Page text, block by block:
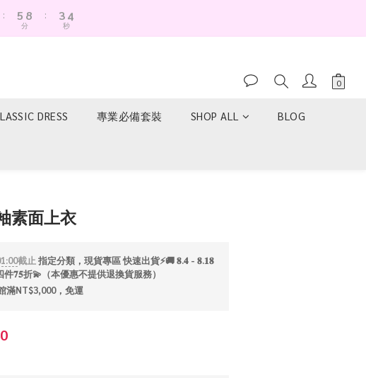
:
5
4
8
7
1
分
:
3
2
4
3
秒
DRESS 專業必備套裝 SHOP ALL BLOG
素面上衣
截止 指定分類，現貨專區 快速出貨⚡️🚚 𝟖.𝟒 - 𝟖.𝟏𝟖
件𝟕𝟓折💫（本優惠不提供退換貨服務）
滿NT$3,000，免運